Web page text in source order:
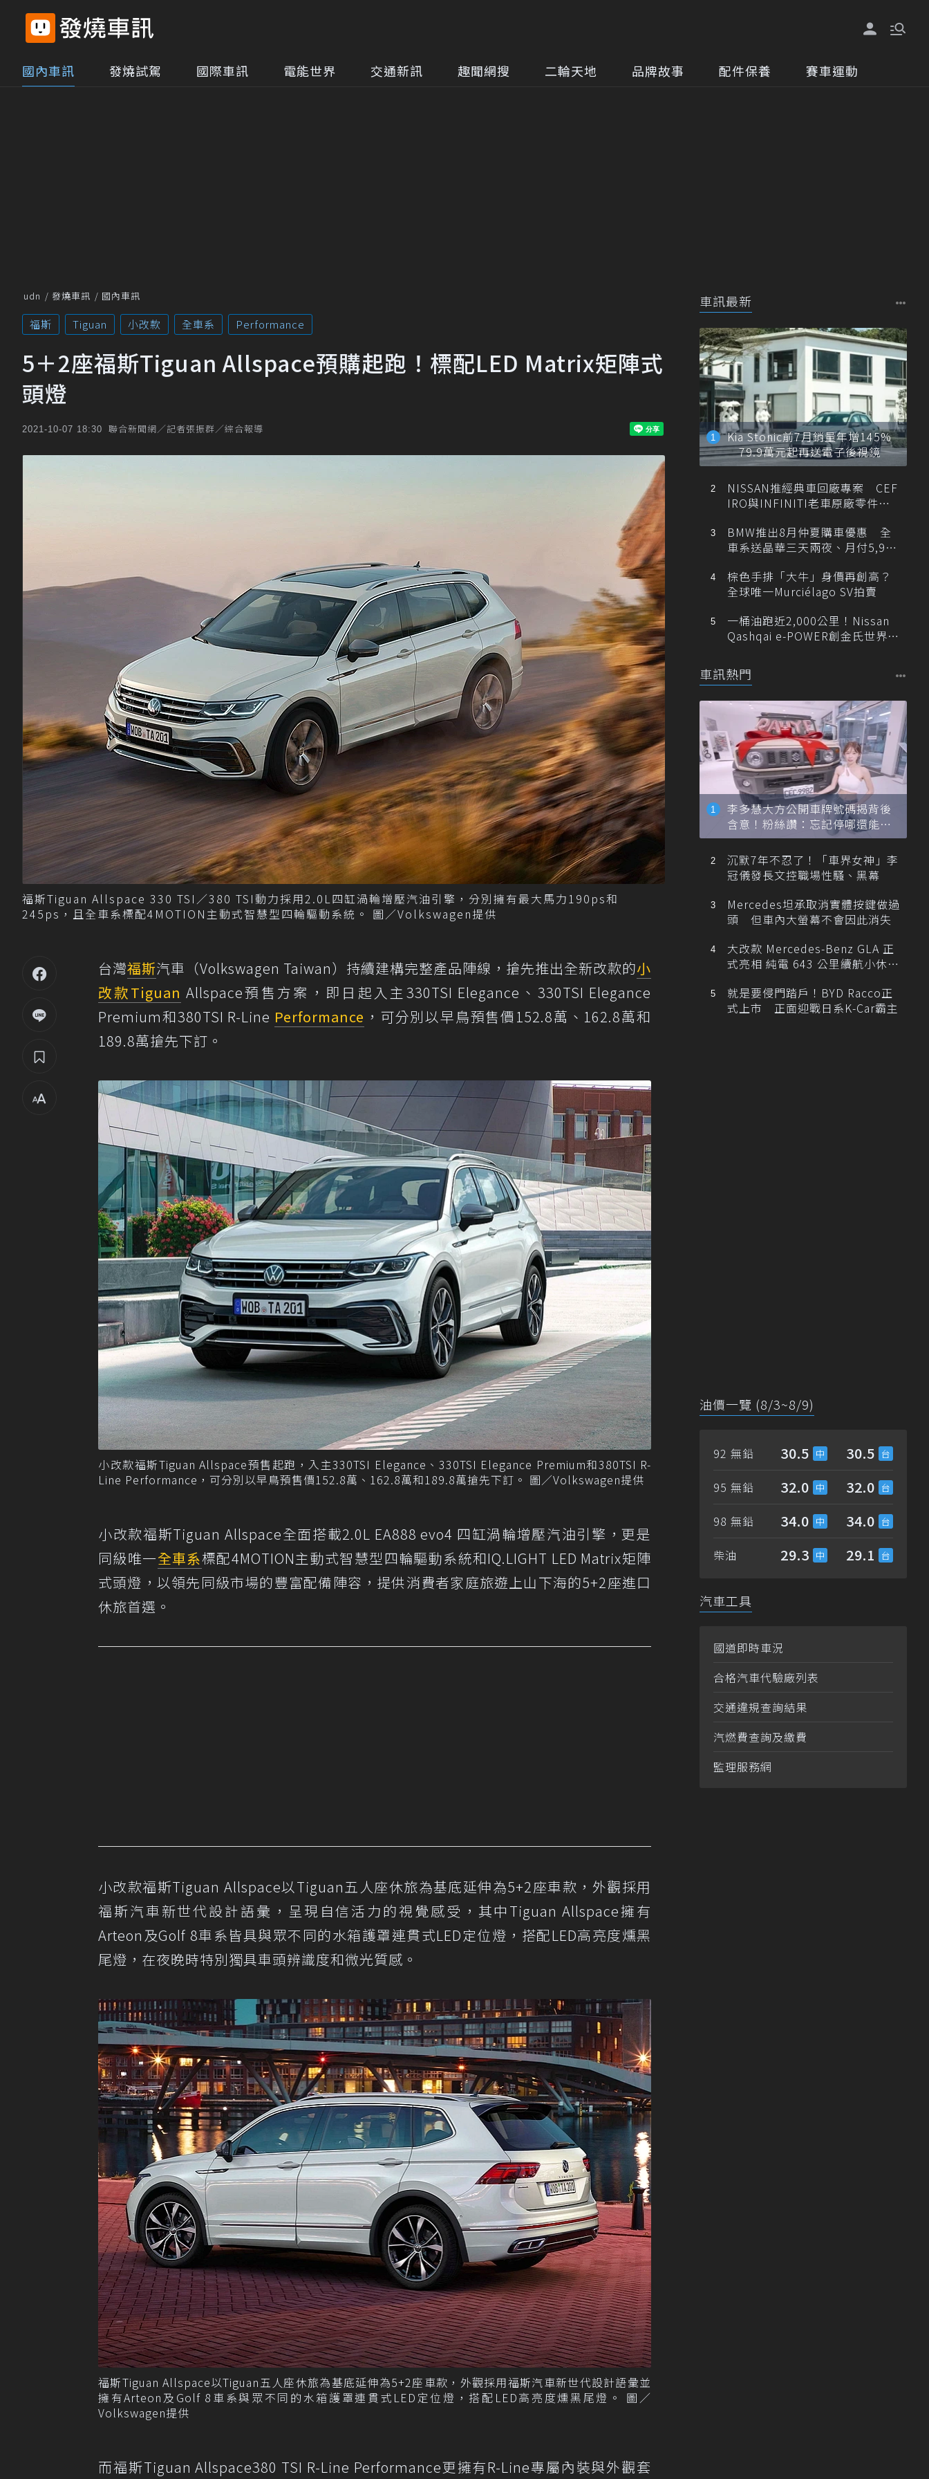
國內車訊 發燒試駕 國際車訊 電能世界 交通新訊 趣聞網搜 二輪天地 品牌故事 配件保養 賽車運動
udn 發燒車訊 國內車訊
福斯 Tiguan 小改款 全車系 Performance
5＋2座福斯Tiguan Allspace預購起跑！標配LED Matrix矩陣式
頭燈
2021-10-07 18:30 聯合新聞網／記者張振群／綜合報導
福斯Tiguan Allspace 330 TSI／380 TSI動力採用2.0L四缸渦輪增壓汽油引擎，分別擁有最大馬力190ps和
245ps，且全車系標配4MOTION主動式智慧型四輪驅動系統。 圖／Volkswagen提供
台灣福斯汽車（Volkswagen Taiwan）持續建構完整產品陣線，搶先推出全新改款的小
改款Tiguan Allspace預售方案，即日起入主330TSI Elegance、330TSI Elegance
Premium和380TSI R-Line Performance ，可分別以早鳥預售價152.8萬、162.8萬和
189.8萬搶先下訂。
小改款福斯Tiguan Allspace預售起跑，入主330TSI Elegance、330TSI Elegance Premium和380TSI R-
Line Performance，可分別以早鳥預售價152.8萬、162.8萬和189.8萬搶先下訂。 圖／Volkswagen提供
小改款福斯Tiguan Allspace全面搭載2.0L EA888 evo4 四缸渦輪增壓汽油引擎，更是
同級唯一全車系標配4MOTION主動式智慧型四輪驅動系統和IQ.LIGHT LED Matrix矩陣
式頭燈，以領先同級市場的豐富配備陣容，提供消費者家庭旅遊上山下海的5+2座進口
休旅首選。
小改款福斯Tiguan Allspace以Tiguan五人座休旅為基底延伸為5+2座車款，外觀採用
福斯汽車新世代設計語彙，呈現自信活力的視覺感受，其中Tiguan Allspace擁有
Arteon及Golf 8車系皆具與眾不同的水箱護罩連貫式LED定位燈，搭配LED高亮度燻黑
尾燈，在夜晚時特別獨具車頭辨識度和微光質感。
福斯Tiguan Allspace以Tiguan五人座休旅為基底延伸為5+2座車款，外觀採用福斯汽車新世代設計語彙並
擁有Arteon及Golf 8車系與眾不同的水箱護罩連貫式LED定位燈，搭配LED高亮度燻黑尾燈。 圖／
Volkswagen提供
而福斯Tiguan Allspace380 TSI R-Line Performance更擁有R-Line專屬內裝與外觀套
車訊最新
Kia Stonic前7月銷量年增145%
79.9萬元起再送電子後視鏡
NISSAN推經典車回廠專案 CEF
IRO與INFINITI老車原廠零件最
BMW推出8月仲夏購車優惠 全
車系送晶華三天兩夜、月付5,900
棕色手排「大牛」身價再創高？
全球唯一Murciélago SV拍賣
一桶油跑近2,000公里！Nissan
Qashqai e-POWER創金氏世界紀
車訊熱門
李多慧大方公開車牌號碼揭背後
含意！粉絲讚：忘記停哪還能幫
忙找車
沉默7年不忍了！「車界女神」李
冠儀發長文控職場性騷、黑幕
Mercedes坦承取消實體按鍵做過
頭 但車內大螢幕不會因此消失
大改款 Mercedes-Benz GLA 正
式亮相 純電 643 公里續航小休
就是要侵門踏戶！BYD Racco正
式上市 正面迎戰日系K-Car霸主
油價一覽 (8/3~8/9)
92 無鉛 30.5 30.5
95 無鉛 32.0 32.0
98 無鉛 34.0 34.0
柴油 29.3 29.1
汽車工具
國道即時車況
合格汽車代驗廠列表
交通違規查詢結果
汽燃費查詢及繳費
監理服務網